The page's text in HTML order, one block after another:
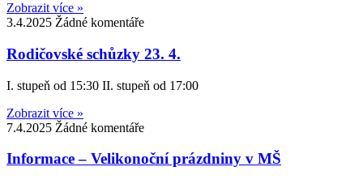
Zobrazit více »
3.4.2025 Žádné komentáře
Rodičovské schůzky 23. 4.
I. stupeň od 15:30 II. stupeň od 17:00
Zobrazit více »
7.4.2025 Žádné komentáře
Informace – Velikonoční prázdniny v MŠ